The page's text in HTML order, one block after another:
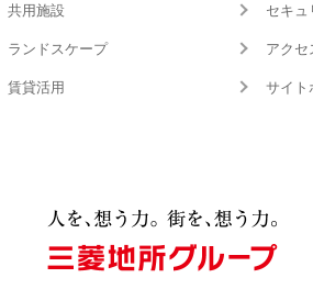
共用施設 セキュ
ランドスケープ アクセ
賃貸活用 サイト